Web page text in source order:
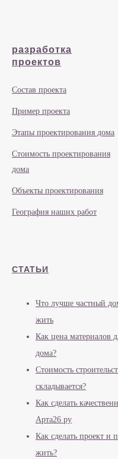
разработка
проектов
Состав проекта
Пример проекта
Этапы проектирования дома
Стоимость проектирования
дома
Объекты проектирования
География наших работ
СТАТЬИ
Что лучше частный
жить
Как цена материалов
дома?
Стоимость
складывается?
Как сделать
Арта26 ру
Как сделать проект и
жить?